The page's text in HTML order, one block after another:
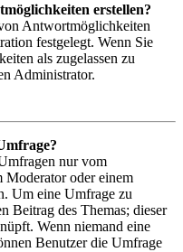
erstellen?
Antwortmöglichkeiten
festgelegt. Wenn Sie
als zugelassen zu
Administrator.
nur vom
Moderator oder einem
Um eine Umfrage zu
Beitrag des Themas; dieser
Wenn niemand eine
Benutzer die Umfrage